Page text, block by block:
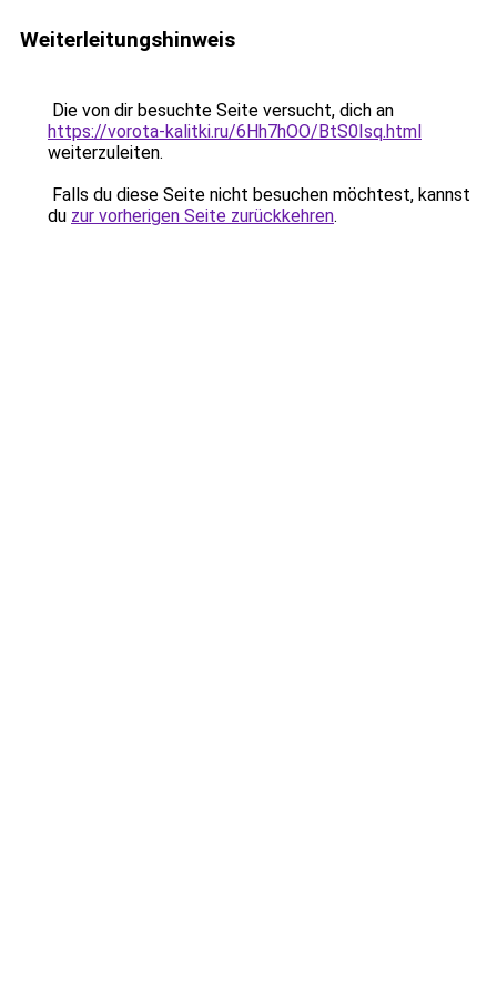
Weiterleitungshinweis
Die von dir besuchte Seite versucht, dich an
https://vorota-kalitki.ru/6Hh7hOO/BtS0Isq.html
weiterzuleiten.
Falls du diese Seite nicht besuchen möchtest, kannst
du zur vorherigen Seite zurückkehren.